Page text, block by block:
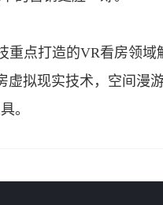
打造的VR看房领域
虚拟现实技术，空间漫
。